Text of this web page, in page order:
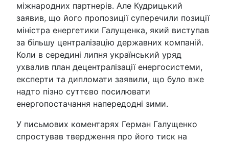
міжнародних партнерів. Але Кудрицький
заявив, що його пропозиції суперечили позиції
міністра енергетики Галущенка, який виступав
за більшу централізацію державних компаній.
Коли в середині липня український уряд
ухвалив план децентралізації енергосистеми,
експерти та дипломати заявили, що було вже
надто пізно суттєво посилювати
енергопостачання напередодні зими.
У письмових коментарях Герман Галущенко
спростував твердження про його тиск на